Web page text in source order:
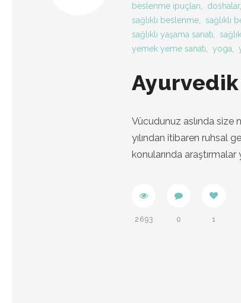
beslenme ipuçları
doshalar,
sağlıklı beslenme
sağlıklı
sağlıklı yaşama sanatı
yemek yeme sanatı
yoga
Vücudunuz aslında size
yılından itibaren ruhsal
konularında araştırmalar
2693 0 1